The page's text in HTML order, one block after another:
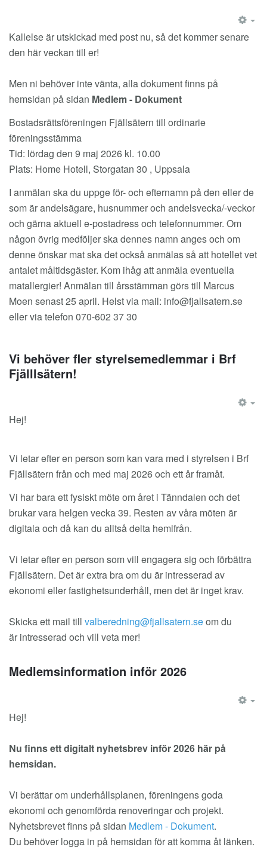
Kallelse är utskickad med post nu, så det kommer senare
den här veckan till er!
Men ni behöver inte vänta, alla dokument finns på
hemsidan på sidan Medlem - Dokument
Bostadsrättsföreningen Fjällsätern till ordinarie
föreningsstämma
Tid: lördag den 9 maj 2026 kl. 10.00
Plats: Home Hotell, Storgatan 30 , Uppsala
I anmälan ska du uppge för- och efternamn på den eller de
som är andelsägare, husnummer och andelsvecka/-veckor
och gärna aktuell e-postadress och telefonnummer. Om
någon övrig medföljer ska dennes namn anges och om
denne önskar mat ska det också anmälas så att hotellet vet
antalet måltidsgäster. Kom ihåg att anmäla eventuella
matallergier! Anmälan till årsstämman görs till Marcus
Moen senast 25 april. Helst via mail: info@fjallsatern.se
eller via telefon 070-602 37 30
Vi behöver fler styrelsemedlemmar i Brf
Fjälllsätern!
Hej!
Vi letar efter en person som kan vara med i styrelsen i Brf
Fjällsätern från och med maj 2026 och ett år framåt.
Vi har bara ett fysiskt möte om året i Tänndalen och det
brukar vara helgen vecka 39. Resten av våra möten är
digitala och då kan du alltså delta hemifrån.
Vi letar efter en person som vill engagera sig och förbättra
Fjällsätern. Det är extra bra om du är intresserad av
ekonomi eller fastighetsunderhåll, men det är inget krav.
Skicka ett mail till
om du
är intresserad och vill veta mer!
Medlemsinformation inför 2026
Hej!
Nu finns ett digitalt nyhetsbrev inför 2026 här på
hemsidan.
Vi berättar om underhållsplanen, föreningens goda
ekonomi och genomförda renoveringar och projekt.
Nyhetsbrevet finns på sidan Medlem - Dokument.
Du behöver logga in på hemsidan för att komma åt länken.